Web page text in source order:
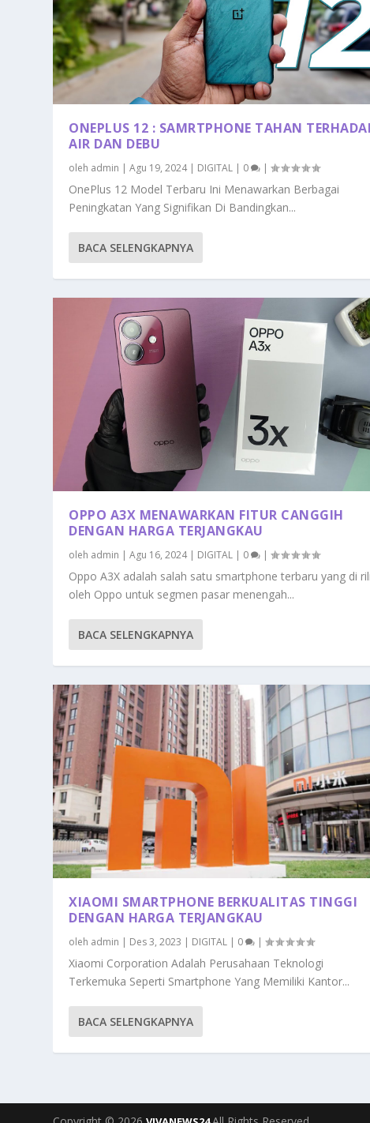
ONEPLUS 12 : SAMRTPHONE TAHAN
AIR DAN DEBU
oleh admin |Agu 19, 2024| DIGITAL | 0 |
OnePlus 12 Model Terbaru Ini Menawarkan Berbagai
Peningkatan Yang Signifikan Di Bandingkan...
BACA SELENGKAPNYA
OPPO A3X MENAWARKAN FITUR CANGGIH
DENGAN HARGA TERJANGKAU
oleh admin |Agu 16, 2024| DIGITAL | 0 |
Oppo A3X adalah salah satu smartphone terbaru yang di
oleh Oppo untuk segmen pasar menengah...
BACA SELENGKAPNYA
XIAOMI SMARTPHONE BERKUALITAS TINGGI
DENGAN HARGA TERJANGKAU
oleh admin | Des 3, 2023 | DIGITAL | 0 |
Xiaomi Corporation Adalah Perusahaan Teknologi
Terkemuka Seperti Smartphone Yang Memiliki Kantor...
BACA SELENGKAPNYA